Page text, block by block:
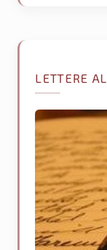
LETTERE